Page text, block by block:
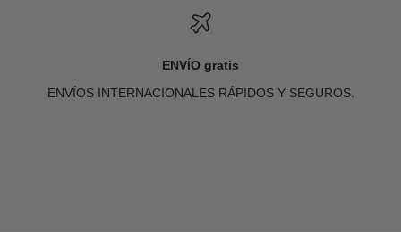
ENVÍO gratis
ENVÍOS INTERNACIONALES RÁPIDOS Y SEGUROS.